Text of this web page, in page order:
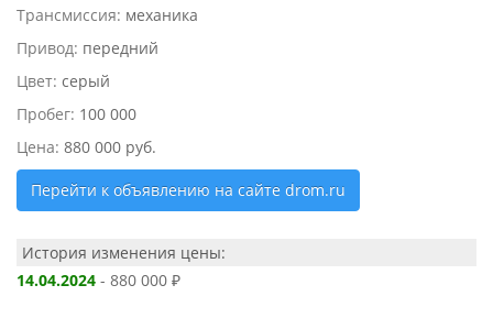
Трансмиссия: механика
Привод: передний
Цвет: серый
Пробег: 100 000
Цена: 880 000 руб.
Перейти к объявлению на сайте drom.ru
История изменения цены:
14.04.2024 - 880 000 ₽